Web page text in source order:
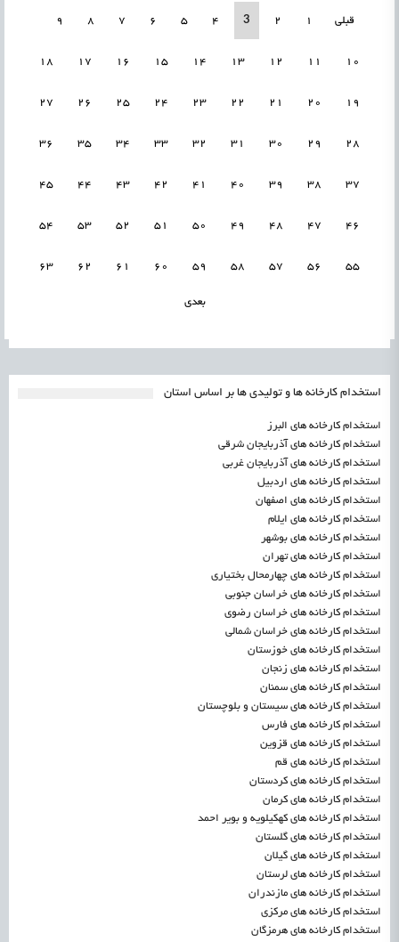
قبلی 1
2
3
4
5
6
7
8
9
10
11
12
13
14
15
16
17
18
19
20
21
22
23
24
25
26
27
28
29
30
31
32
33
34
35
36
37
38
39
40
41
42
43
44
45
46
47
48
49
50
51
52
53
54
55
56
57
58
59
60
61
62
63
بعدی
استخدام کارخانه ها و تولیدی ها بر اساس استان
استخدام کارخانه های البرز
استخدام کارخانه های آذربایجان شرقی
استخدام کارخانه های آذربایجان غربی
استخدام کارخانه های اردبیل
استخدام کارخانه های اصفهان
استخدام کارخانه های ایلام
استخدام کارخانه های بوشهر
استخدام کارخانه های تهران
استخدام کارخانه های چهارمحال بختیاری
استخدام کارخانه های خراسان جنوبی
استخدام کارخانه های خراسان رضوی
استخدام کارخانه های خراسان شمالی
استخدام کارخانه های خوزستان
استخدام کارخانه های زنجان
استخدام کارخانه های سمنان
استخدام کارخانه های سیستان و بلوچستان
استخدام کارخانه های فارس
استخدام کارخانه های قزوین
استخدام کارخانه های قم
استخدام کارخانه های کردستان
استخدام کارخانه های کرمان
استخدام کارخانه های کهکیلویه و بویر احمد
استخدام کارخانه های گلستان
استخدام کارخانه های گیلان
استخدام کارخانه های لرستان
استخدام کارخانه های مازندران
استخدام کارخانه های مرکزی
استخدام کارخانه های هرمزگان